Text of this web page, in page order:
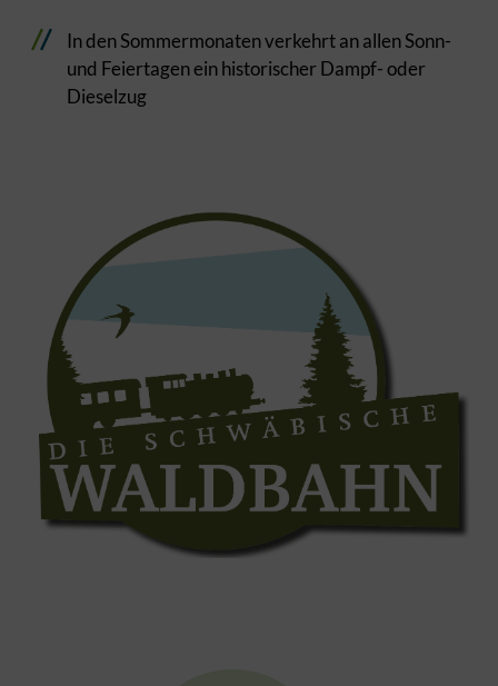
In den Sommermonaten verkehrt an allen Sonn-
und Feiertagen ein historischer Dampf- oder
Dieselzug